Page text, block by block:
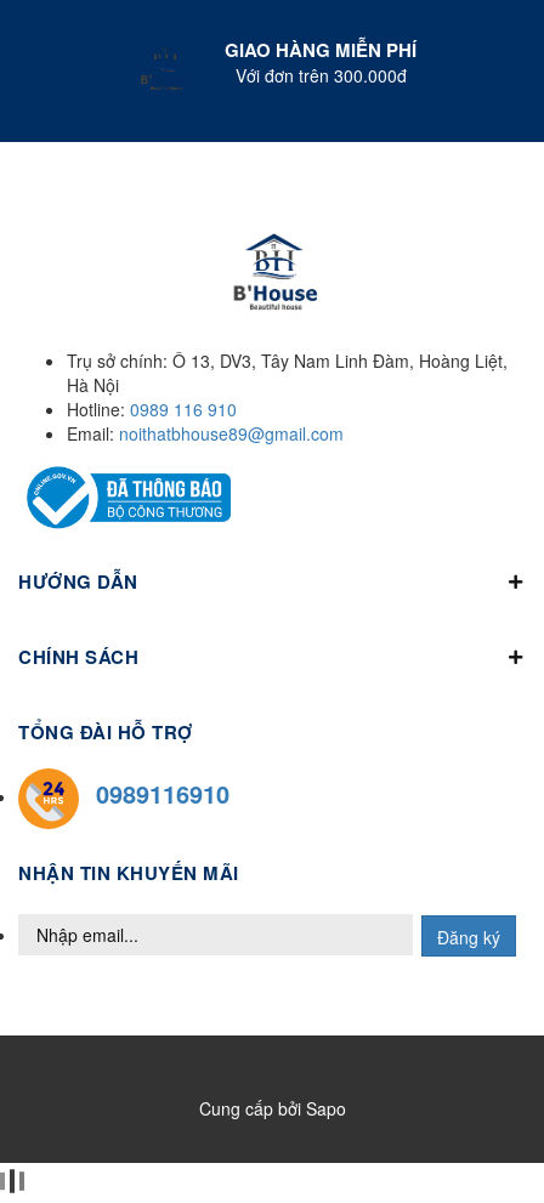
GIAO HÀNG MIỄN PHÍ
Với đơn trên 300.000đ
Trụ sở chính: Ô 13, DV3, Tây Nam Linh Đàm, Hoàng Liệt,
Hà Nội
Hotline: 0989 116 910
Email: noithatbhouse89@gmail.com
HƯỚNG DẪN
CHÍNH SÁCH
TỔNG ĐÀI HỖ TRỢ
0989116910
NHẬN TIN KHUYẾN MÃI
Đăng ký
Cung cấp bởi Sapo